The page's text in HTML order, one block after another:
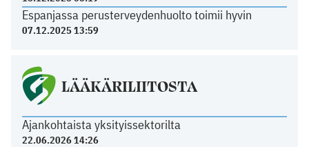
Espanjassa perusterveydenhuolto toimii hyvin
07.12.2025 13:59
LÄÄKÄRILIITOSTA
Ajankohtaista yksityissektorilta
22.06.2026 14:26